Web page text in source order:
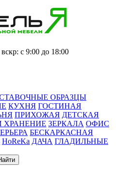
с 9:00 до 18:00
ОБРАЗЦЫ
КУХНЯ ГОСТИНАЯ
ПРИХОЖАЯ ДЕТСКАЯ
ЗЕРКАЛА ОФИС
БЕСКАРКАСНАЯ
HoReKa ДАЧА ГЛАДИЛЬНЫЕ